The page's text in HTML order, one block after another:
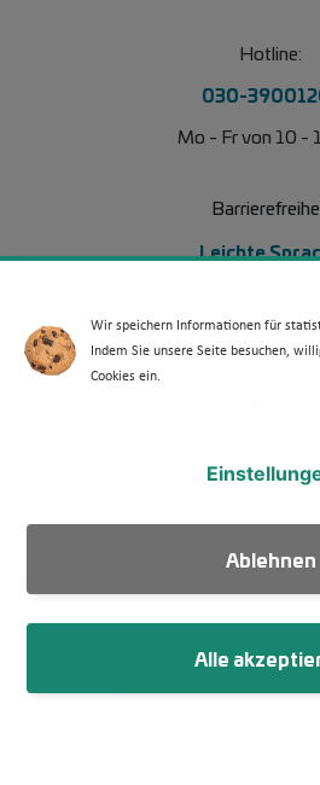
Hotline:
030-
Mo - Fr von 10 -
Leichte
Barriere
Über uns
Newsletter
Wir speichern Informationen für
Indem Sie unsere Seite besuchen,
Cookies ein.
Ablehnen
Alle